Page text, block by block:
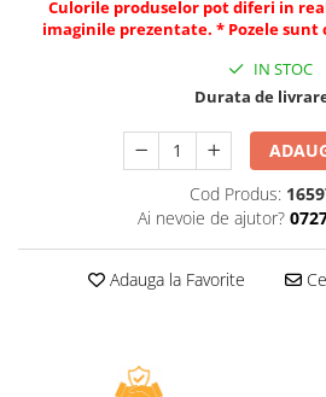
Compas scolar
Markere evidentiatoare text
Markere permanente
Markere speciale pentru desen
Culorile produselor pot diferi in
imaginile prezentate. * Pozele
IN STOC
Durata de
Cod Produs:
Ai nevoie de ajutor?
Adauga la Favorite